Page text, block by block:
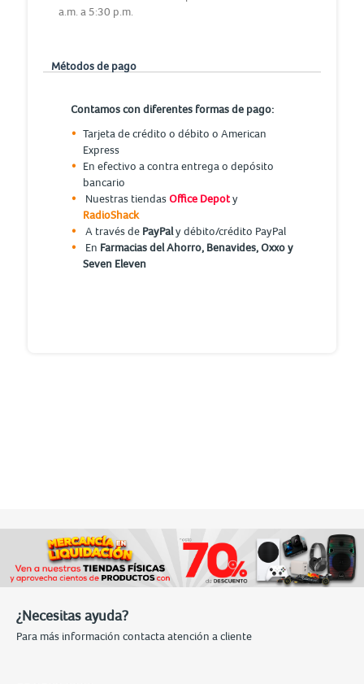
a.m. a 5:30 p.m.
Métodos de pago
Contamos con diferentes formas de pago:
Tarjeta de crédito o débito o American
Express
En efectivo a contra entrega o depósito
bancario
Nuestras tiendasOffice Depoty
RadioShack
A través de PayPaly débito/crédito PayPal
En Farmacias del Ahorro, Benavides, Oxxo y
Seven Eleven
¿Necesitas ayuda?
Para más información contacta atención a cliente